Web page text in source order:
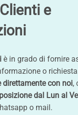
e
è in grado di fornire
o
direttamente con noi,
dal Lun al
o mail.